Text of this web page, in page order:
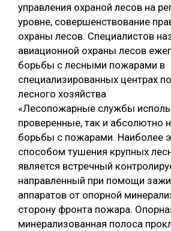
управления охраной лесов на
уровне, совершенствование
охраны лесов. Специалистов
авиационной охраны лесов
борьбы с лесными пожарами в
специализированных центрах
лесного хозяйства
«Лесопожарные службы
проверенные, так и абсолютно
борьбы с пожарами. Наиболее
способом тушения крупных
является встречный
направленный при помощи
аппаратов от опорной
сторону фронта пожара.
минерализованная полоса